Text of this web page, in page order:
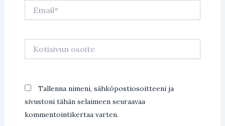
osoite
Tallenna nimeni, sähköpostiosoitteeni ja
sivustoni tähän selaimeen seuraavaa
kommentointikertaa varten.